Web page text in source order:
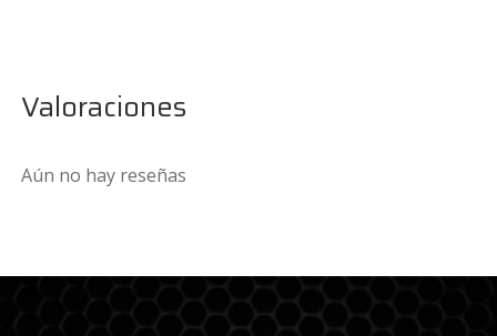
Valoraciones
Aún no hay reseñas